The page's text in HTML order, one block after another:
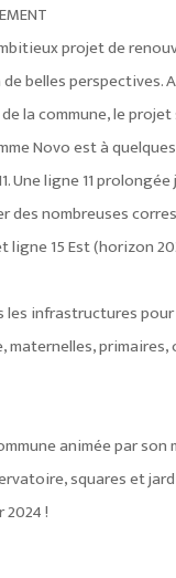
projet de
de belles perspectives.
la commune, le
Novo est à
Une ligne 11
des nombreuses
ligne 15 Est (horizon
infrastructures pour
maternelles, primaires,
animée par
squares et
!